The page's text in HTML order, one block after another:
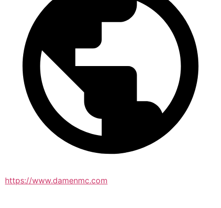
https://www.damenmc.com